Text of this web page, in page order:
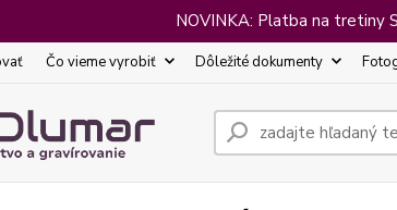
NOVINKA: Platba na tretiny
Čo vieme vyrobiť Dôležité dokumenty